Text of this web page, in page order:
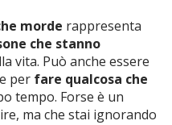
morde rappresenta
che stanno
vita. Può anche essere
per fare qualcosa che
tempo. Forse è un
ma che stai ignorando